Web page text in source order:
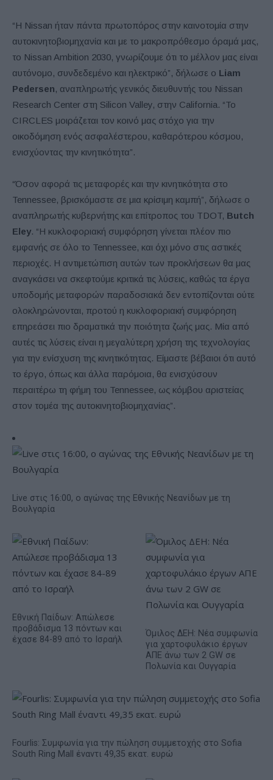
“Η Nissan ήταν πάντα πρωτοπόρος στην καινοτομία στην
αυτοκινητοβιομηχανία και με το μακροπρόθεσμο όραμά μας,
το Nissan Ambition 2030, γνωρίζουμε ότι το μέλλον μας είναι
αυτόνομο, συνδεδεμένο και ηλεκτρικό”, δήλωσε ο Liam
Pedersen, αναπληρωτής γενικός διευθυντής του Nissan
Research Center στη Silicon Valley, στην California. “Το
CIRCLES μοιράζεται τον κοινό μας στόχο για την
οικοδόμηση ενός ασφαλέστερου, καθαρότερου κόσμου,
ενισχύοντας την κινητικότητα”.
“Όσον αφορά τις μεταφορές και την κινητικότητα στο
Tennessee, βρισκόμαστε σε μια κρίσιμη καμπή”, δήλωσε ο
αναπληρωτής κυβερνήτης και επίτροπος του TDOT, Butch
Eley. “Η κυκλοφοριακή συμφόρηση γίνεται πλέον πιο
εμφανής σε όλο το Tennessee, και όχι μόνο στις αστικές
περιοχές. Η αντιμετώπιση αυτών των προκλήσεων θα μας
αναγκάσει να σκεφτούμε κριτικά τις λύσεις, καθώς τα έργα
υποδομής μεταφορών παραδοσιακά δεν εντοπίζονται ούτε
ολοκληρώνονται, προτού η κυκλοφοριακή συμφόρηση
επηρεάσει πιο δραματικά την ποιότητα ζωής μας. Μία από
αυτές τις λύσεις είναι η μεγαλύτερη χρήση της τεχνολογίας
για την ενίσχυση της κινητικότητας. Είμαστε βέβαιοι ότι αυτό
το έργο, όπως και άλλα παρόμοια, θα ενισχύσουν
περαιτέρω τη φήμη του Tennessee, ως κόμβου αριστείας
στον τομέα της αυτοκινητοβιομηχανίας”.
Live στις 16:00, ο αγώνας της Εθνικής Νεανίδων με τη
Βουλγαρία
Εθνική Παίδων: Απώλεσε
προβάδισμα 13 πόντων και
έχασε 84-89 από το Ισραήλ
Όμιλος ΔΕΗ: Νέα συμφωνία
για χαρτοφυλάκιο έργων
ΑΠΕ άνω των 2 GW σε
Πολωνία και Ουγγαρία
Fourlis: Συμφωνία για την πώληση συμμετοχής στο Sofia
South Ring Mall έναντι 49,35 εκατ. ευρώ